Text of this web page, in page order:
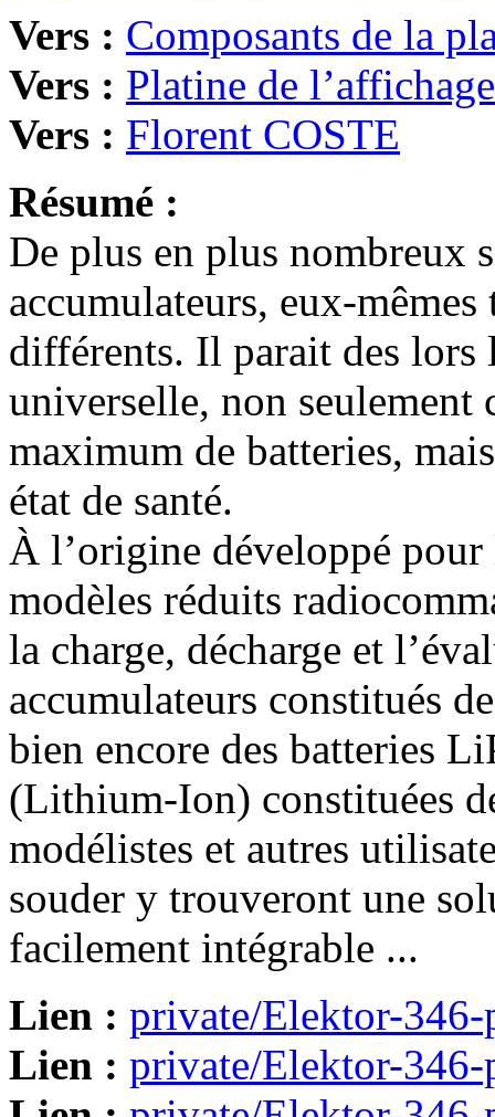
Vers : Composants de la
Vers : Platine de
Vers : Florent COSTE
Résumé :
De plus en plus nombreux
accumulateurs, eux-
différents. Il parait des
universelle, non seulement
maximum de batteries,
état de santé.
À l’origine développé pour
modèles réduits
la charge, décharge et
accumulateurs constitués
bien encore des batteries
(Lithium-Ion) constituées
modélistes et autres
souder y trouveront une
facilement intégrable ...
Lien : private/Elektor-
Lien : private/Elektor-